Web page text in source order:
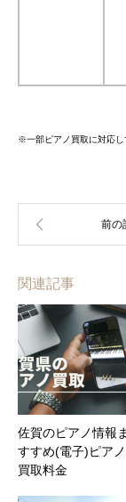
※一部ピアノ買取に対応し
関連記事
佐賀のピアノ情報
すすめ(電子)ピア
買取料金